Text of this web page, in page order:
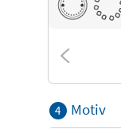
4 Motiv